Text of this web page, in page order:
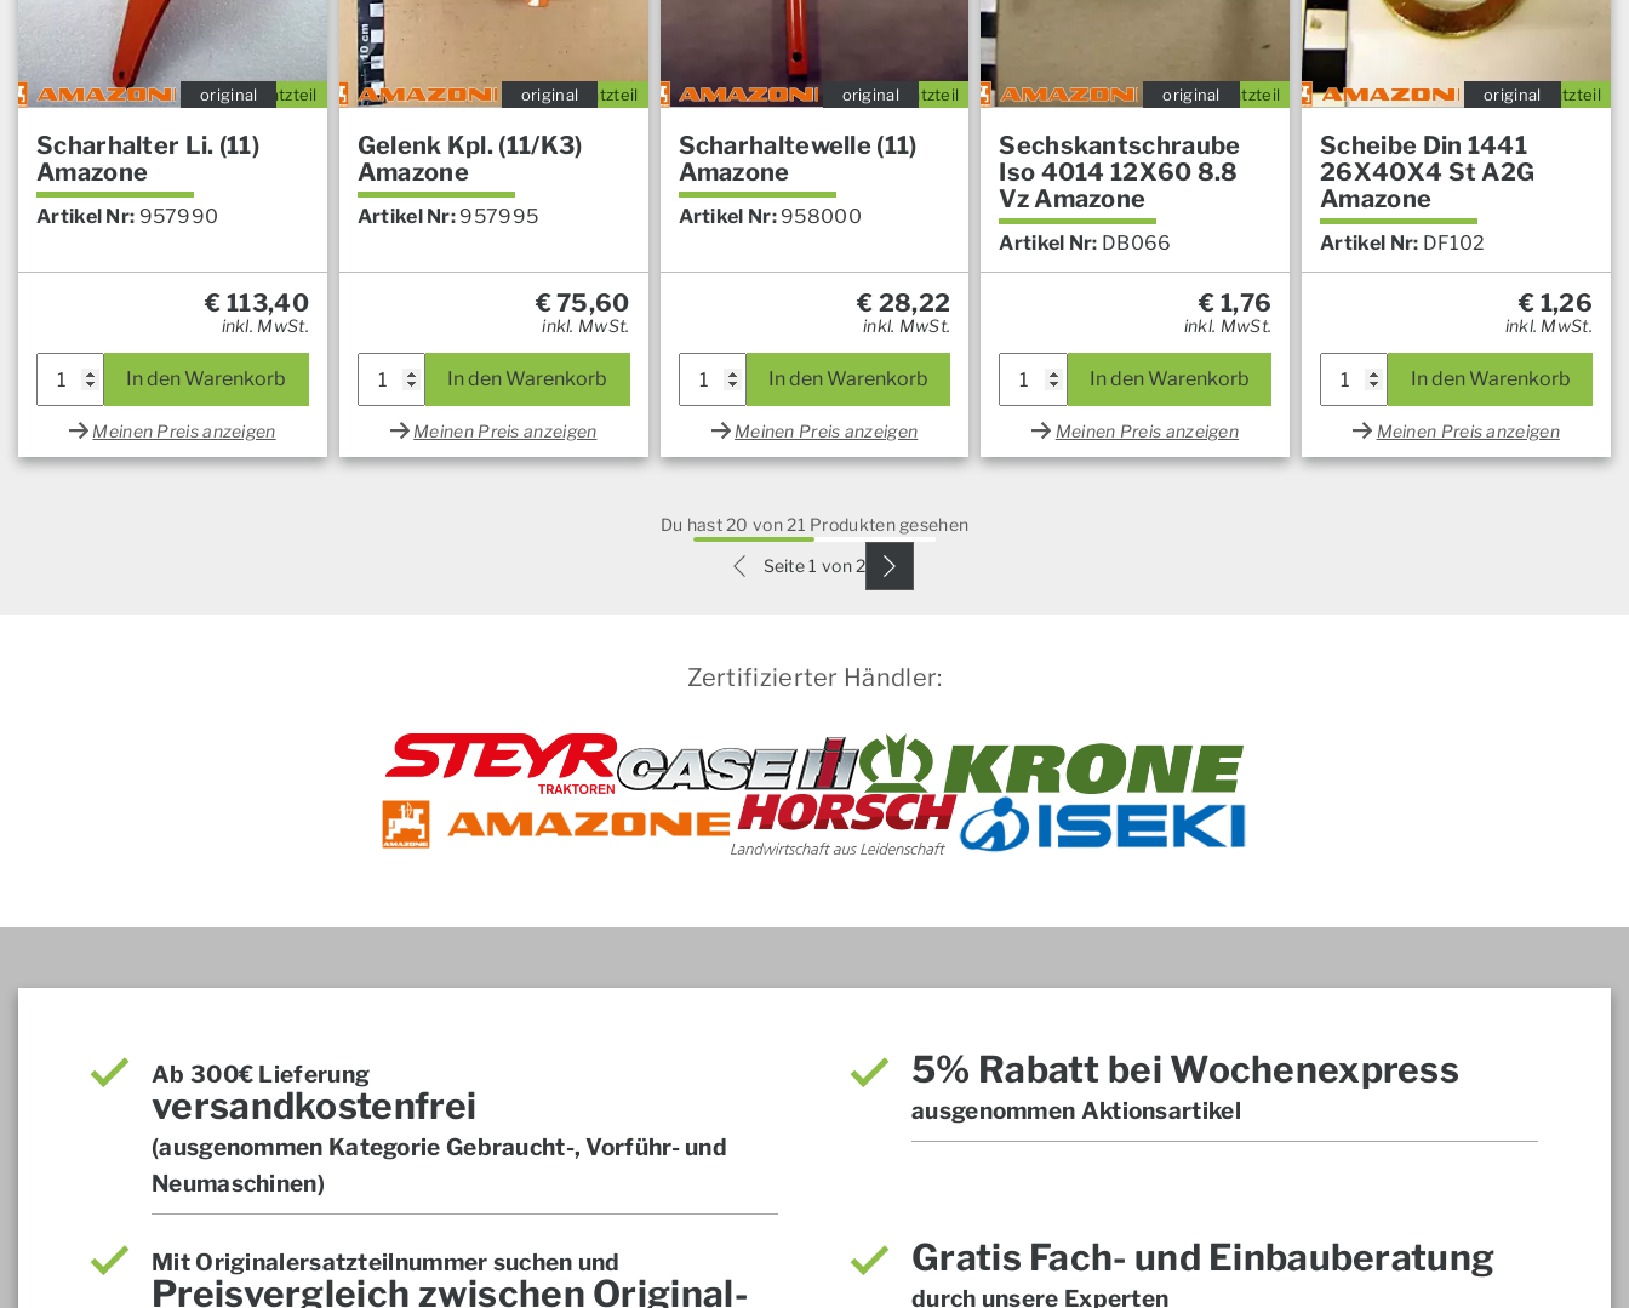
Ersatzteil
original
Scharhalter Li. (11)
Amazone
Artikel Nr: 957990
€ 113,40
inkl. MwSt.
In den Warenkorb
Meinen Preis anzeigen
Ersatzteil
original
Gelenk Kpl. (11/K3)
Amazone
Artikel Nr: 957995
€75,60
inkl. MwSt.
In den Warenkorb
Meinen Preis anzeigen
Ersatzteil
original
Scharhaltewelle (11)
Amazone
Artikel Nr: 958000
€ 28,22
inkl. MwSt.
In den Warenkorb
Meinen Preis anzeigen
Ersatzteil
original
Sechskantschraube
Iso 4014 12X60 8.8
Vz Amazone
Artikel Nr: DB066
€ 1,76
inkl. MwSt.
In den Warenkorb
Meinen Preis anzeigen
Ersatzteil
original
Scheibe Din 1441
26X40X4 St A2G
Amazone
Artikel Nr: DF102
€ 1,26
inkl. MwSt.
In den Warenkorb
Meinen Preis anzeigen
Du hast 20 von 21 Produkten gesehen
Seite 1 von 2
Zertifizierter Händler:
Ab 300€ Lieferung
versandkostenfrei
(ausgenommen Kategorie Gebraucht-, Vorführ- und
Neumaschinen)
5% Rabatt bei Wochenexpress
ausgenommen Aktionsartikel
Mit Originalersatzteilnummer suchen und
Preisvergleich zwischen Original-
Gratis Fach- und Einbauberatung
durch unsere Experten